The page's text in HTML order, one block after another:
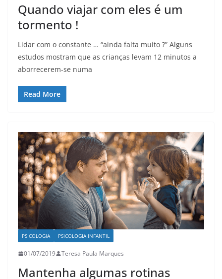
Quando viajar com eles é um
tormento !
Lidar com o constante … “ainda falta muito ?” Alguns
estudos mostram que as crianças levam 12 minutos a
aborrecerem-se numa
Read More
PSICOLOGIA PSICOLOGIA INFANTIL
01/07/2019 Teresa Paula Marques
Mantenha algumas rotinas